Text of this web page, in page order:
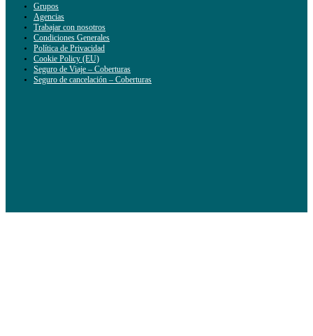
Grupos
Agencias
Trabajar con nosotros
Condiciones Generales
Política de Privacidad
Cookie Policy (EU)
Seguro de Viaje – Coberturas
Seguro de cancelación – Coberturas